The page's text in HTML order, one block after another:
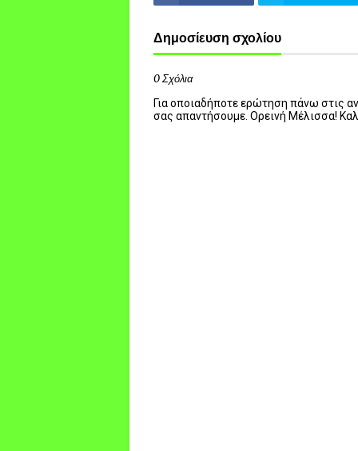
Δημοσίευση σχολίου
0 Σχόλια
Για οποιαδήποτε ερώτηση πάνω στις
σας απαντήσουμε. Ορεινή Μέλισσα!